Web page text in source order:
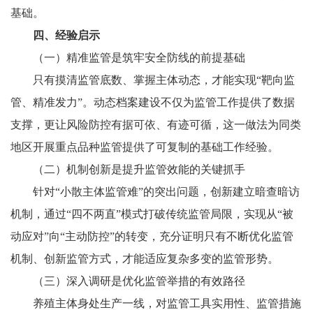
基础。
四、经验启示
（一）精准监管是筑牢安全防线的前提基础
只有摸清监管底数、掌握主体动态，才能实现“靶向监
管、精准发力”。动态档案建设不仅为监管工作提供了数据
支撑，更让风险防控有据可依、有迹可循，这一做法为同类
地区开展重点品种监管提供了可复制的基础工作经验。
（二）机制创新是提升监管效能的关键抓手
针对“小散主体监管难”的突出问题，创新建立暗查暗访
机制，通过“四不两直”模式打破传统监管局限，实现从“被
动应对”向“主动防控”的转变，充分证明只有不断优化监管
机制、创新监管方式，才能适应复杂多变的监管形势。
（三）深入调研是优化监管举措的有效路径
养殖主体身处生产一线，对监管工具实用性、监管措施